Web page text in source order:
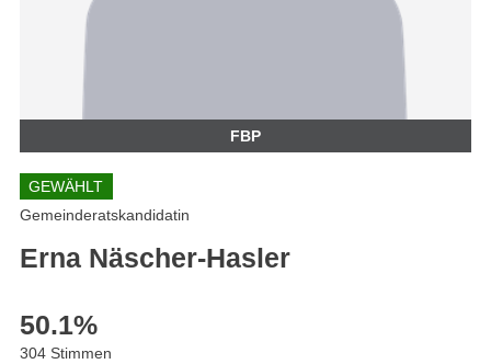
FBP
GEWÄHLT
Gemeinderatskandidatin
Erna Näscher-Hasler
50.1%
304 Stimmen